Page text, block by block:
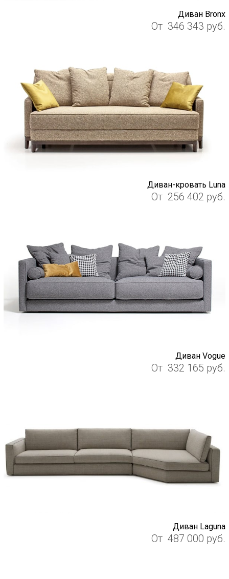
Диван Bronx
От 346 343 руб.
Диван-кровать Luna
От 256 402 руб.
Диван Vogue
От 332 165 руб.
Диван Laguna
От 487 000 руб.